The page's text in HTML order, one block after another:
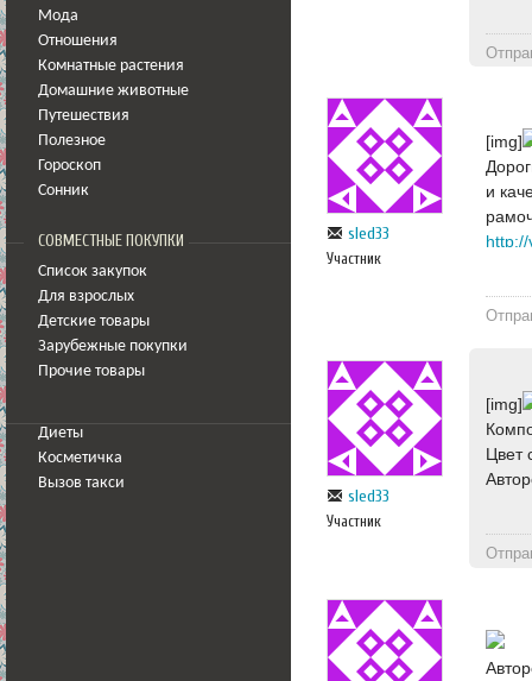
Мода
Отношения
Комнатные растения
Домашние животные
Путешествия
Полезное
Гороскоп
Сонник
СОВМЕСТНЫЕ ПОКУПКИ
Список закупок
Для взрослых
Детские товары
Зарубежные покупки
Прочие товары
Диеты
Косметичка
Вызов такси
sled33
Участник
[img]
и
sled33
Участник
[img]
Цвет